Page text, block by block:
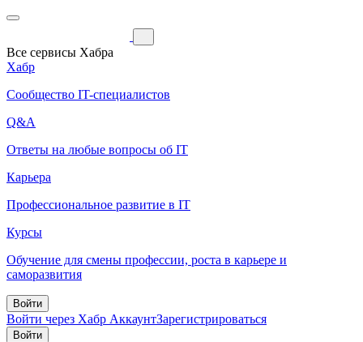
Все сервисы Хабра
Хабр
Сообщество IT-специалистов
Q&A
Ответы на любые вопросы об IT
Карьера
Профессиональное развитие в IT
Курсы
Обучение для смены профессии, роста в карьере и
саморазвития
Войти
Войти через Хабр АккаунтЗарегистрироваться
Войти